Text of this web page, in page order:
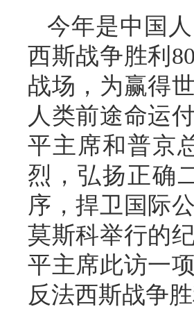
今年是中国
西斯战争胜利
战场，为赢得
人类前途命运
平主席和普京
烈，弘扬正确
序，捍卫国际
莫斯科举行的
平主席此访一
反法西斯战争